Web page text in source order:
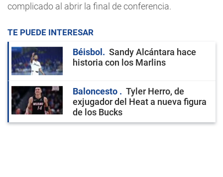
complicado al abrir la final de conferencia.
TE PUEDE INTERESAR
Béisbol
Sandy Alcántara hace
historia con los Marlins
Baloncesto
Tyler Herro, de
exjugador del Heat a nueva figura
de los Bucks